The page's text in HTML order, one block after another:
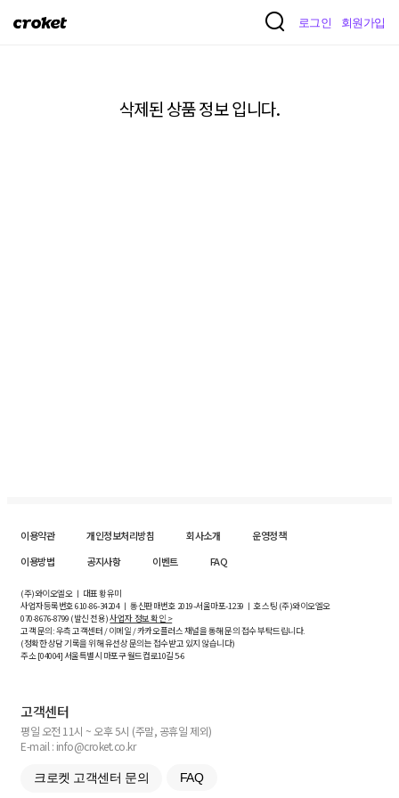
크
로그인 회원가입
삭제된 상품 정보 입니다.
이용약관 개인정보처리방침 회사소개
운영정책
이용방법
공지사항 이벤트 FAQ
(주)와이오엘오 ㅣ 대표 황유미
사업자등록번호610-86-34204ㅣ 통신판매번호 2019-서울마포-1239 ㅣ 호스팅 (주)와이오엘오
070-8676-8799 (발신 전용)사업자 정보 확인 >
고객 문의: 우측 고객센터 / 이메일 / 카카오플러스 채널을 통해 문의 접수 부탁드립니다.
(정확한 상담 기록을 위해 유선상 문의는 접수받고 있지 않습니다)
주소 [04004] 서울특별시 마포구 월드컵로10길5-6
고객센터
평일 오전 11시 ~ 오후 5시 (주말, 공휴일 제외)
E-mail : info@croket.co.kr
크로켓 고객센터 문의 FAQ